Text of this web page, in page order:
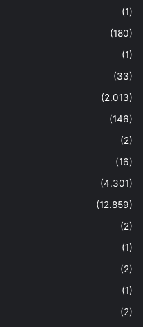
(1)
(180)
(1)
(33)
(2.013)
(146)
(2)
(16)
(4.301)
(12.859)
(2)
(1)
(2)
(1)
(2)